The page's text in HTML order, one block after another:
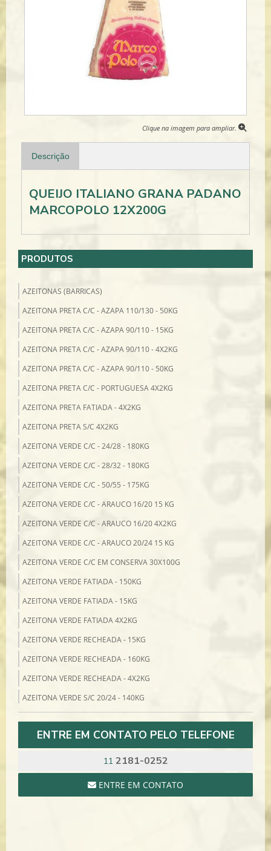
Clique na imagem para ampliar.
Descrição
QUEIJO ITALIANO GRANA PADANO
MARCOPOLO 12X200G
PRODUTOS
AZEITONAS (BARRICAS)
AZEITONA PRETA C/C - AZAPA 110/130 - 50KG
AZEITONA PRETA C/C - AZAPA 90/110 - 15KG
AZEITONA PRETA C/C - AZAPA 90/110 - 4X2KG
AZEITONA PRETA C/C - AZAPA 90/110 - 50KG
AZEITONA PRETA C/C - PORTUGUESA 4X2KG
AZEITONA PRETA FATIADA - 4X2KG
AZEITONA PRETA S/C 4X2KG
AZEITONA VERDE C/C - 24/28 - 180KG
AZEITONA VERDE C/C - 28/32 - 180KG
AZEITONA VERDE C/C - 50/55 - 175KG
AZEITONA VERDE C/C - ARAUCO 16/20 15 KG
AZEITONA VERDE C/C - ARAUCO 16/20 4X2KG
AZEITONA VERDE C/C - ARAUCO 20/24 15 KG
AZEITONA VERDE C/C EM CONSERVA 30X100G
AZEITONA VERDE FATIADA - 150KG
AZEITONA VERDE FATIADA - 15KG
AZEITONA VERDE FATIADA 4X2KG
AZEITONA VERDE RECHEADA - 15KG
AZEITONA VERDE RECHEADA - 160KG
AZEITONA VERDE RECHEADA - 4X2KG
AZEITONA VERDE S/C 20/24 - 140KG
AZEITONA VERDE SEM CAROÇO - 14KG
BACALHAU COD 10/1 MORHUA 7/8 NILS SPERRE - 25KG
BACALHAU PORTO 11/15 MORHUA SCAN MAR - 50KG
ENTRE EM CONTATO PELO TELEFONE
11 2181-0252
ENTRE EM CONTATO